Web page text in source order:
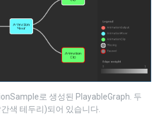
로 생성된 PlayableGraph. 두
색 테두리)되어 있습니다.